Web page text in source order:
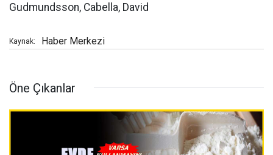
Gudmundsson, Cabella, David
Kaynak: Haber Merkezi
Öne Çıkanlar